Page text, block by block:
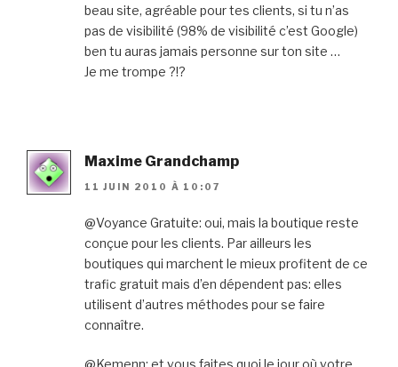
beau site, agréable pour tes clients, si tu n’as
pas de visibilité (98% de visibilité c’est Google)
ben tu auras jamais personne sur ton site …
Je me trompe ?!?
Maxime Grandchamp
11 JUIN 2010 À 10:07
@Voyance Gratuite: oui, mais la boutique reste
conçue pour les clients. Par ailleurs les
boutiques qui marchent le mieux profitent de ce
trafic gratuit mais d’en dépendent pas: elles
utilisent d’autres méthodes pour se faire
connaître.
@Kemenn: et vous faites quoi le jour où votre